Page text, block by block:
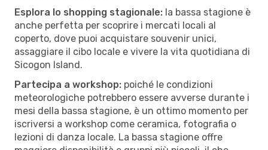
Esplora lo shopping stagionale: la bassa stagione è
anche perfetta per scoprire i mercati locali al
coperto, dove puoi acquistare souvenir unici,
assaggiare il cibo locale e vivere la vita quotidiana di
Sicogon Island.
Partecipa a workshop: poiché le condizioni
meteorologiche potrebbero essere avverse durante i
mesi della bassa stagione, è un ottimo momento per
iscriversi a workshop come ceramica, fotografia o
lezioni di danza locale. La bassa stagione offre